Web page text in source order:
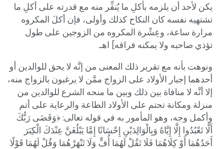
يكن لأحد أن يلزمه بأكلِ ما يُنفِّر منه مع قدرته على أكلِ ما
تشتهيه نفسه كان النكاح كذلك وأولى، فإن أكلَ المكروه
مرارة ساعة، وعِشْرة المكروه من الزوجين على طول
تؤذي صاحبه ولا يمكنه فراقه] اهـ.
ونوهت بأنه مع تقرير ذلك المعنى من إنَّه لا يحق للوالدين أو
أحدهما إجبار الأولاد على الزواج ممَّن لا يرغبون بالزواج منه،
إلا أنَّه لا منافاة بين ذلك وبين ما منحه الشرع للوالدين من
منزلة ومكانة تحتم على الأولاد الطاعة والرعاية على أتم
وأكمل وجه، وهو المأمور به في قوله تعالى: ﴿وَقَضَى رَبُّكَ
أَلَّا تَعْبُدُوا إِلَّا إِيَّاهُ وَبِالْوَالِدَيْنِ إِحْسَانًا إِمَّا يَبْلُغَنَّ عِنْدَكَ الْكِبَرَ
أَحَدُهُمَا أَوْ كِلَاهُمَا فَلَا تَقُلْ لَهُمَا أُفٍّ وَلَا تَنْهَرْهُمَا وَقُلْ لَهُمَا قَوْلًا